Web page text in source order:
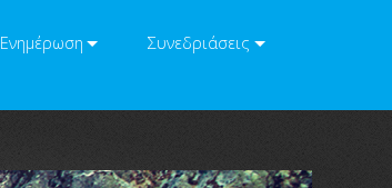
Ενημέρωση
Συνεδριάσεις